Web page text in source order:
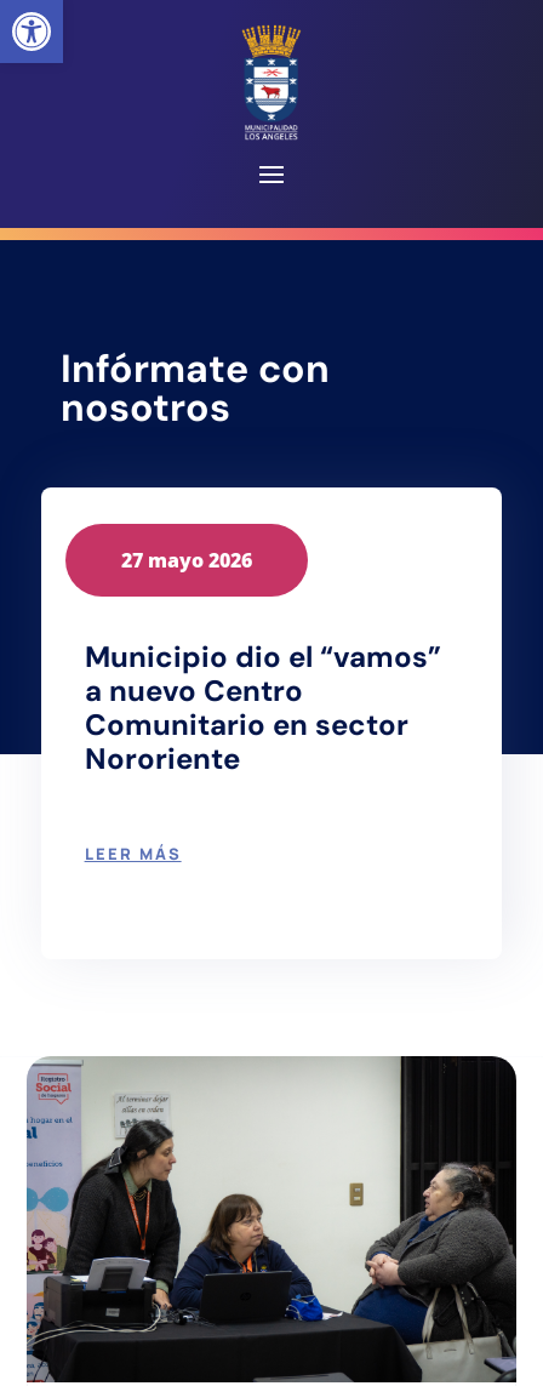
Infórmate con
nosotros
Municipio dio el “vamos”
a nuevo Centro
Comunitario en sector
Nororiente
27 mayo 2026
LEER MÁS